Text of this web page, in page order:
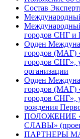
Состав
городов СНГ и
Орден
городов (МАГ)
городов СНГ»,
организации
Орден
городов (МАГ)
городов СНГ»,
рождения
ПОЛОЖЕНИЕ
СЛАВЫ»
ПАРТНЕРЫ